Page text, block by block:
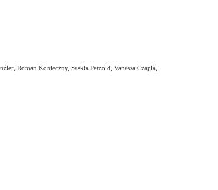
Roman Konieczny, Saskia Petzold, Vanessa Czapla,